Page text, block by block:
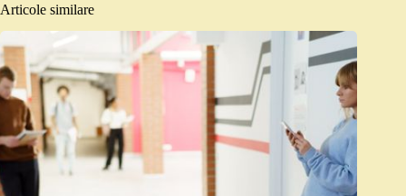
Articole similare